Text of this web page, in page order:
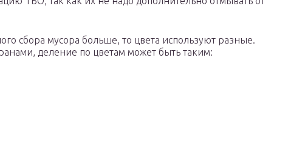
сбора мусора больше, то цвета используют разные.
деление по цветам может быть таким: